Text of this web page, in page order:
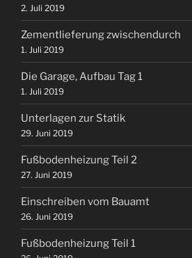
2. Juli 2019
Zementlieferung zwischendurch
1. Juli 2019
Die Garage, Aufbau Tag 1
1. Juli 2019
Unterlagen zur Statik
29. Juni 2019
Fußbodenheizung Teil 2
27. Juni 2019
Einschreiben vom Bauamt
26. Juni 2019
Fußbodenheizung Teil 1